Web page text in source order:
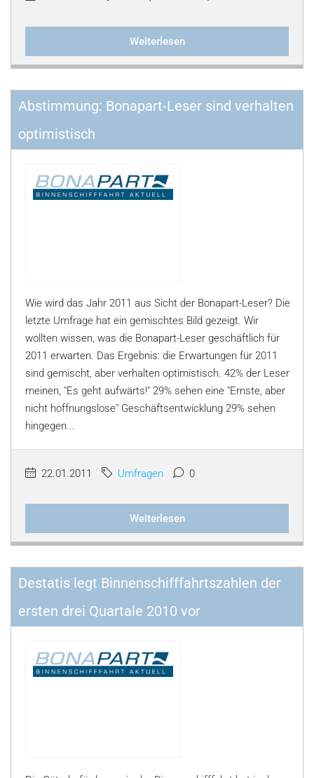
Weiterlesen
Abstimmung: Bonapart-Leser sind verhalten
optimistisch
Wie wird das Jahr 2011 aus Sicht der Bonapart-Leser? Die
letzte Umfrage hat ein gemischtes Bild gezeigt. Wir
wollten wissen, was die Bonapart-Leser geschäftlich für
2011 erwarten. Das Ergebnis: die Erwartungen für 2011
sind gemischt, aber verhalten optimistisch. 42% der Leser
meinen, "Es geht aufwärts!" 29% sehen eine "Ernste, aber
nicht hoffnungslose" Geschäftsentwicklung 29% sehen
hingegen...
22.01.2011 Umfragen 0
Weiterlesen
Destatis legt Binnenschifffahrtszahlen der
ersten drei Quartale 2010 vor